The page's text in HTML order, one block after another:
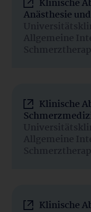
Klinische
Anästhesie
Allgemeine
Klinische
Allgemeine
Klinische